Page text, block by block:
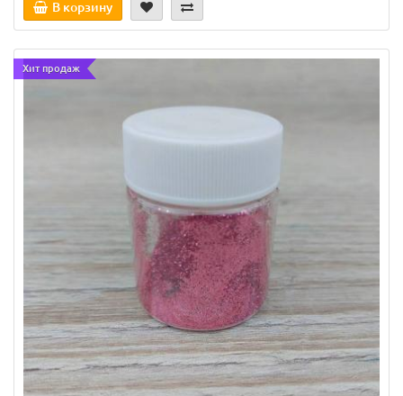
В корзину
Хит продаж